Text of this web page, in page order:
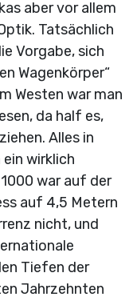
aber vor allem
Tatsächlich
Vorgabe, sich
Wagenkörper“
Westen war man
da half es,
Alles in
wirklich
war auf der
auf 4,5 Metern
nicht, und
Tiefen der
Jahrzehnten